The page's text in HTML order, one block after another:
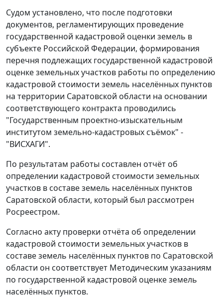
Судом установлено, что после подготовки
документов, регламентирующих проведение
государственной кадастровой оценки земель в
субъекте Российской Федерации, формирования
перечня подлежащих государственной кадастровой
оценке земельных участков работы по определению
кадастровой стоимости земель населённых пунктов
на территории Саратовской области на основании
соответствующего контракта проводились
"Государственным проектно-изыскательным
институтом земельно-кадастровых съёмок" -
"ВИСХАГИ".
По результатам работы составлен отчёт об
определении кадастровой стоимости земельных
участков в составе земель населённых пунктов
Саратовской области, который был рассмотрен
Росреестром.
Согласно акту проверки отчёта об определении
кадастровой стоимости земельных участков в
составе земель населённых пунктов по Саратовской
области он соответствует Методическим указаниям
по государственной кадастровой оценке земель
населённых пунктов.